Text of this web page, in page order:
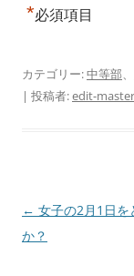
*必須項目
カテゴリー:中等部、
| 投稿者:edit-master
投
稿
← 女子の2月1日を
か？